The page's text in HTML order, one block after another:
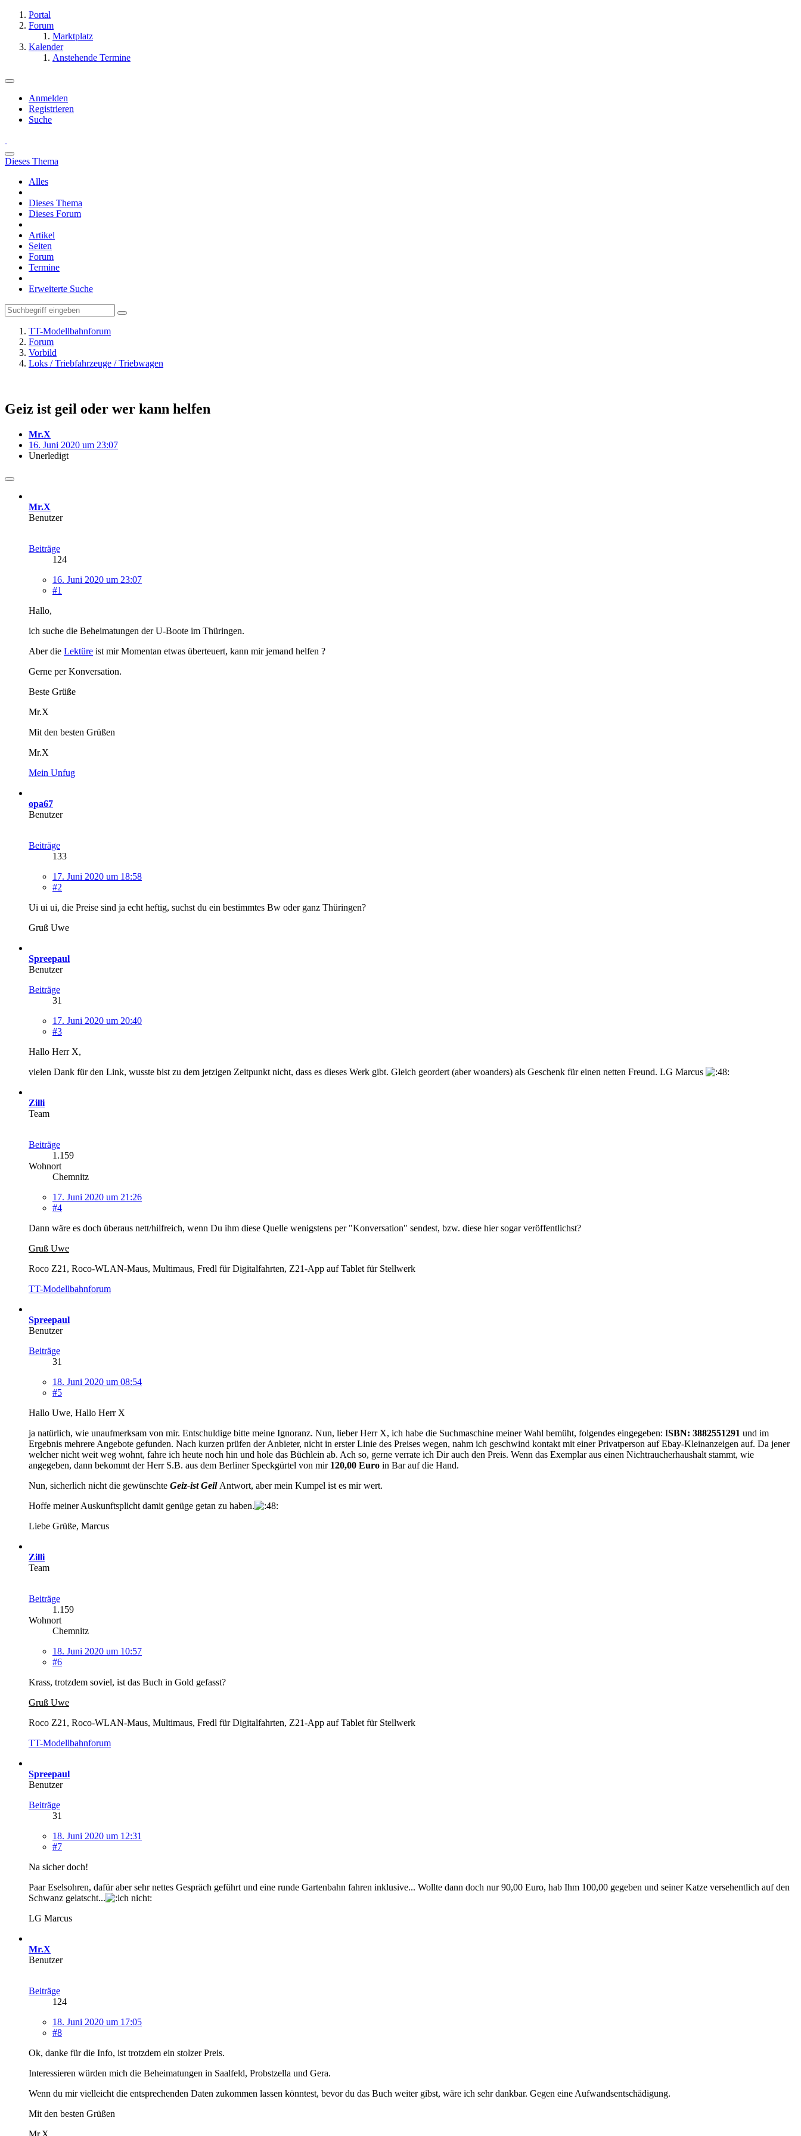
Portal
Forum
Marktplatz
Kalender
Anstehende Termine
Anmelden
Registrieren
Suche
Dieses Thema
Alles
Dieses Thema
Dieses Forum
Artikel
Seiten
Forum
Termine
Erweiterte Suche
TT-Modellbahnforum
Forum
Vorbild
Loks / Triebfahrzeuge / Triebwagen
Geiz ist geil oder wer kann helfen
Mr.X
16. Juni 2020 um 23:07
Unerledigt
Mr.X
Benutzer
Beiträge
124
16. Juni 2020 um 23:07
#1
Hallo,
ich suche die Beheimatungen der U-Boote im Thüringen.
Aber die Lektüre ist mir Momentan etwas überteuert, kann mir jemand helfen ?
Gerne per Konversation.
Beste Grüße
Mr.X
Mit den besten Grüßen
Mr.X
Mein Unfug
opa67
Benutzer
Beiträge
133
17. Juni 2020 um 18:58
#2
Ui ui ui, die Preise sind ja echt heftig, suchst du ein bestimmtes Bw oder ganz Thüringen?
Gruß Uwe
Spreepaul
Benutzer
Beiträge
31
17. Juni 2020 um 20:40
#3
Hallo Herr X,
vielen Dank für den Link, wusste bist zu dem jetzigen Zeitpunkt nicht, dass es dieses Werk gibt. Gleich geordert (aber woanders) als Geschenk für einen netten Freund. LG Marcus
Zilli
Team
Beiträge
1.159
Wohnort
Chemnitz
17. Juni 2020 um 21:26
#4
Dann wäre es doch überaus nett/hilfreich, wenn Du ihm diese Quelle wenigstens per "Konversation" sendest, bzw. diese hier sogar veröffentlichst?
Gruß Uwe
Roco Z21, Roco-WLAN-Maus, Multimaus, Fredl für Digitalfahrten, Z21-App auf Tablet für Stellwerk
TT-Modellbahnforum
Spreepaul
Benutzer
Beiträge
31
18. Juni 2020 um 08:54
#5
Hallo Uwe, Hallo Herr X
ja natürlich, wie unaufmerksam von mir. Entschuldige bitte meine Ignoranz. Nun, lieber Herr X, ich habe die Suchmaschine meiner Wahl bemüht, folgendes eingegeben: ISBN: 3882551291 und im
Ergebnis mehrere Angebote gefunden. Nach kurzen prüfen der Anbieter, nicht in erster Linie des Preises wegen, nahm ich geschwind kontakt mit einer Privatperson auf Ebay-Kleinanzeigen auf. Da jener
welcher nicht weit weg wohnt, fahre ich heute noch hin und hole das Büchlein ab. Ach so, gerne verrate ich Dir auch den Preis. Wenn das Exemplar aus einen Nichtraucherhaushalt stammt, wie
angegeben, dann bekommt der Herr S.B. aus dem Berliner Speckgürtel von mir 120,00 Euro in Bar auf die Hand.
Nun, sicherlich nicht die gewünschte Geiz-ist Geil Antwort, aber mein Kumpel ist es mir wert.
Hoffe meiner Auskunftsplicht damit genüge getan zu haben.
Liebe Grüße, Marcus
Zilli
Team
Beiträge
1.159
Wohnort
Chemnitz
18. Juni 2020 um 10:57
#6
Krass, trotzdem soviel, ist das Buch in Gold gefasst?
Gruß Uwe
Roco Z21, Roco-WLAN-Maus, Multimaus, Fredl für Digitalfahrten, Z21-App auf Tablet für Stellwerk
TT-Modellbahnforum
Spreepaul
Benutzer
Beiträge
31
18. Juni 2020 um 12:31
#7
Na sicher doch!
Paar Eselsohren, dafür aber sehr nettes Gespräch geführt und eine runde Gartenbahn fahren inklusive... Wollte dann doch nur 90,00 Euro, hab Ihm 100,00 gegeben und seiner Katze versehentlich auf den
Schwanz gelatscht...
LG Marcus
Mr.X
Benutzer
Beiträge
124
18. Juni 2020 um 17:05
#8
Ok, danke für die Info, ist trotzdem ein stolzer Preis.
Interessieren würden mich die Beheimatungen in Saalfeld, Probstzella und Gera.
Wenn du mir vielleicht die entsprechenden Daten zukommen lassen könntest, bevor du das Buch weiter gibst, wäre ich sehr dankbar. Gegen eine Aufwandsentschädigung.
Mit den besten Grüßen
Mr.X